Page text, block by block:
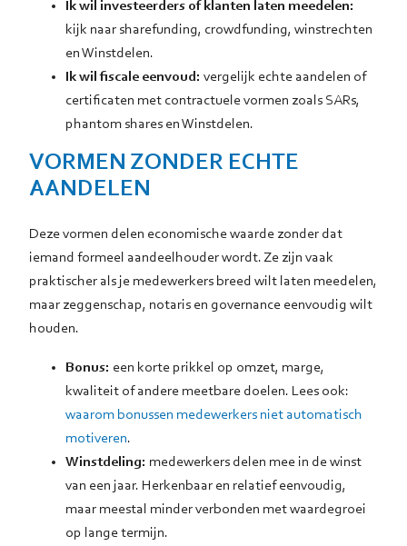
Ik wil investeerders of klanten laten meedelen:
kijk naar sharefunding, crowdfunding, winstrechten
en Winstdelen.
Ik wil fiscale eenvoud: vergelijk echte aandelen of
certificaten met contractuele vormen zoals SARs,
phantom shares en Winstdelen.
VORMEN ZONDER ECHTE
AANDELEN
Deze vormen delen economische waarde zonder dat
iemand formeel aandeelhouder wordt. Ze zijn vaak
praktischer als je medewerkers breed wilt laten meedelen,
maar zeggenschap, notaris en governance eenvoudig wilt
houden.
Bonus: een korte prikkel op omzet, marge,
kwaliteit of andere meetbare doelen. Lees ook:
waarom bonussen medewerkers niet automatisch
motiveren.
Winstdeling: medewerkers delen mee in de winst
van een jaar. Herkenbaar en relatief eenvoudig,
maar meestal minder verbonden met waardegroei
op lange termijn.